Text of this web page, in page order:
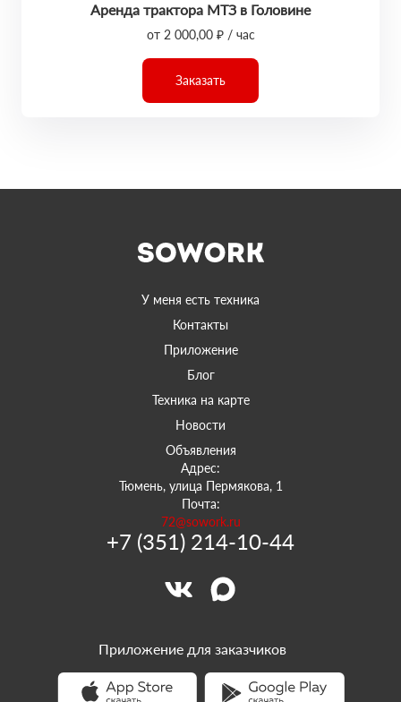
Аренда трактора МТЗ в Головине
от 2 000,00 ₽ / час
Заказать
У меня есть техника
Контакты
Приложение
Блог
Техника на карте
Новости
Объявления
Адрес:
Тюмень, улица Пермякова, 1
Почта:
72@sowork.ru
+7 (351) 214-10-44
Приложение для заказчиков